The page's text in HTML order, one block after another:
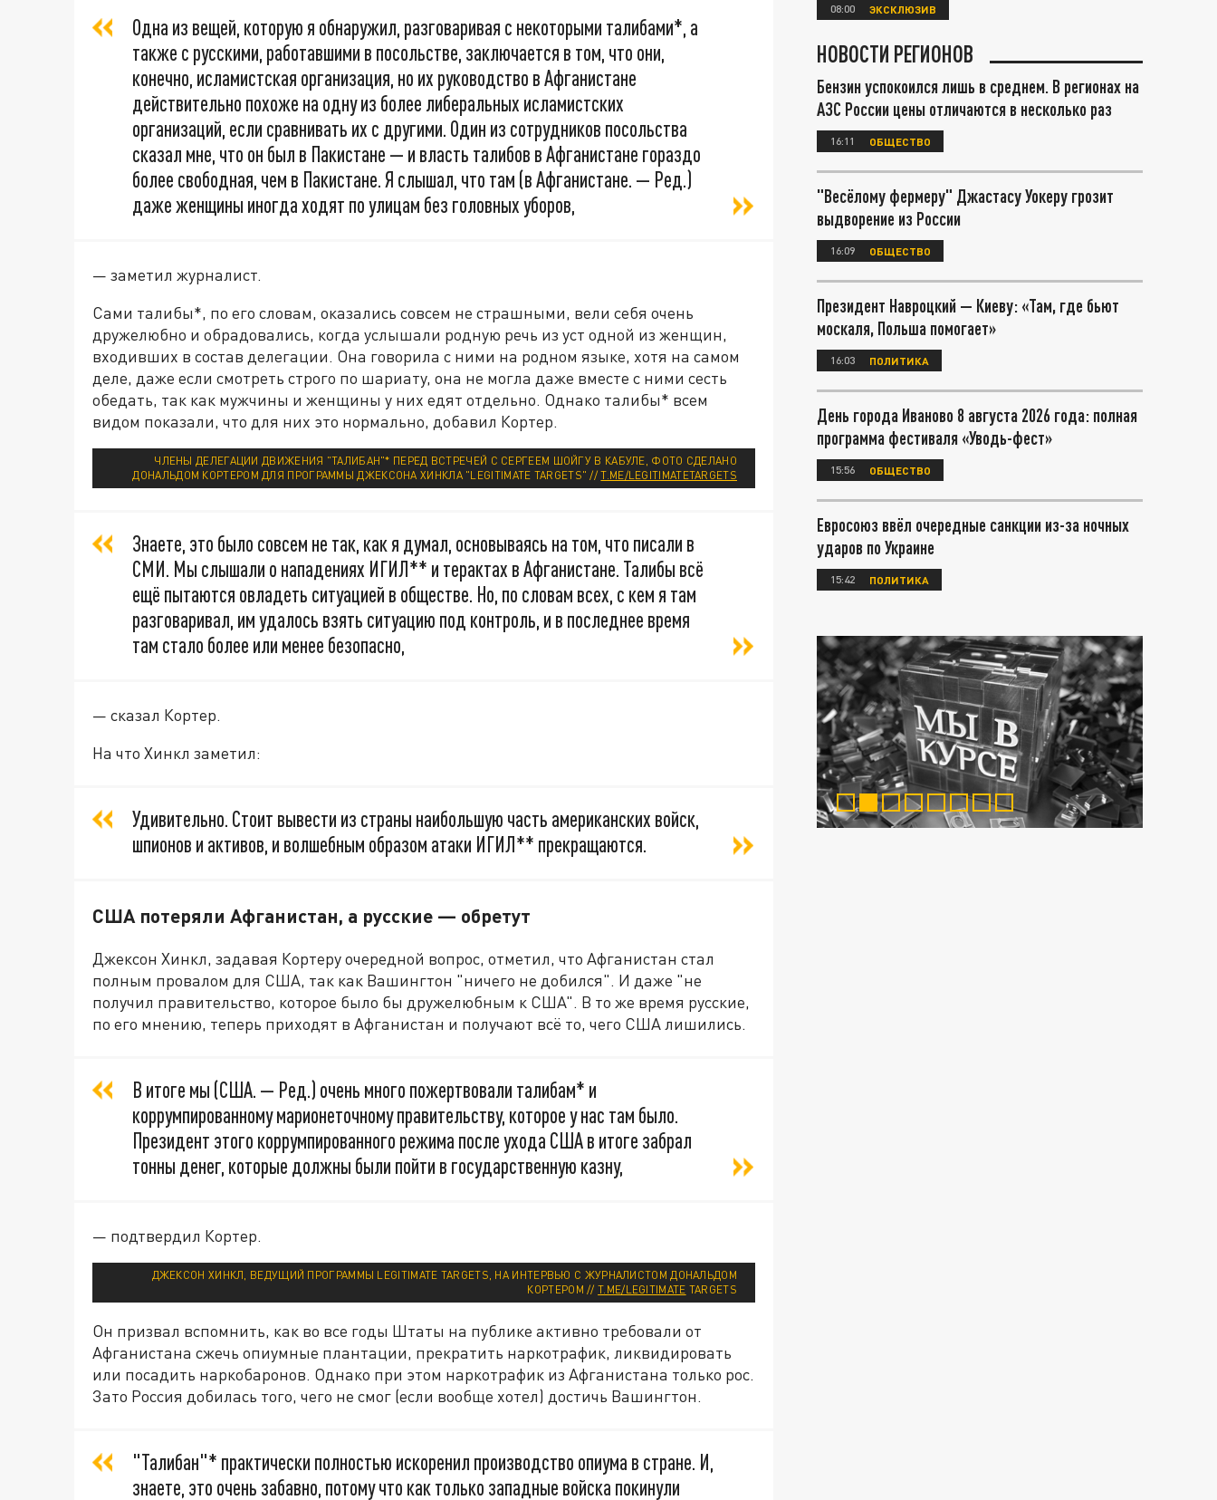
Одна из вещей, которую я обнаружил, разговаривая с некоторыми талибами*, а
также с русскими, работавшими в посольстве, заключается в том, что они,
конечно, исламистская организация, но их руководство в Афганистане
действительно похоже на одну из более либеральных исламистских
организаций, если сравнивать их с другими. Один из сотрудников посольства
сказал мне, что он был в Пакистане — и власть талибов в Афганистане гораздо
более свободная, чем в Пакистане. Я слышал, что там (в Афганистане. — Ред.)
даже женщины иногда ходят по улицам без головных уборов,
— заметил журналист.
Сами талибы*, по его словам, оказались совсем не страшными, вели себя очень
дружелюбно и обрадовались, когда услышали родную речь из уст одной из женщин,
входивших в состав делегации. Она говорила с ними на родном языке, хотя на самом
деле, даже если смотреть строго по шариату, она не могла даже вместе с ними сесть
обедать, так как мужчины и женщины у них едят отдельно. Однако талибы* всем
видом показали, что для них это нормально, добавил Кортер.
ЧЛЕНЫ ДЕЛЕГАЦИИ ДВИЖЕНИЯ "ТАЛИБАН"* ПЕРЕД ВСТРЕЧЕЙ С СЕРГЕЕМ ШОЙГУ В КАБУЛЕ, ФОТО СДЕЛАНО
ДОНАЛЬДОМ КОРТЕРОМ ДЛЯ ПРОГРАММЫ ДЖЕКСОНА ХИНКЛА "LEGITIMATE TARGETS" //T.ME/LEGITIMATETARGETS
Знаете, это было совсем не так, как я думал, основываясь на том, что писали в
СМИ. Мы слышали о нападениях ИГИЛ** и терактах в Афганистане. Талибы всё
ещё пытаются овладеть ситуацией в обществе. Но, по словам всех, с кем я там
разговаривал, им удалось взять ситуацию под контроль, и в последнее время
там стало более или менее безопасно,
— сказал Кортер.
На что Хинкл заметил:
Удивительно. Стоит вывести из страны наибольшую часть американских войск,
шпионов и активов, и волшебным образом атаки ИГИЛ** прекращаются.
США потеряли Афганистан, а русские — обретут
Джексон Хинкл, задавая Кортеру очередной вопрос, отметил, что Афганистан стал
полным провалом для США, так как Вашингтон "ничего не добился". И даже "не
получил правительство, которое было бы дружелюбным к США". В то же время русские,
по его мнению, теперь приходят в Афганистан и получают всё то, чего США лишились.
В итоге мы (США. — Ред.) очень много пожертвовали талибам* и
коррумпированному марионеточному правительству, которое у нас там было.
Президент этого коррумпированного режима после ухода США в итоге забрал
тонны денег, которые должны были пойти в государственную казну,
— подтвердил Кортер.
ДЖЕКСОН ХИНКЛ, ВЕДУЩИЙ ПРОГРАММЫ LEGITIMATE TARGETS, НА ИНТЕРВЬЮ С ЖУРНАЛИСТОМ ДОНАЛЬДОМ
КОРТЕРОМ //T.ME/LEGITIMATE TARGETS
Он призвал вспомнить, как во все годы Штаты на публике активно требовали от
Афганистана сжечь опиумные плантации, прекратить наркотрафик, ликвидировать
или посадить наркобаронов. Однако при этом наркотрафик из Афганистана только рос.
Зато Россия добилась того, чего не смог (если вообще хотел) достичь Вашингтон.
"Талибан"* практически полностью искоренил производство опиума в стране. И,
знаете, это очень забавно, потому что как только западные войска покинули
08:00 ЭКСКЛЮЗИВ
НОВОСТИ РЕГИОНОВ
Бензин успокоился лишь в среднем. В регионах на
АЗС России цены отличаются в несколько раз
16:11 ОБЩЕСТВО
"Весёлому фермеру" Джастасу Уокеру грозит
выдворение из России
16:09 ОБЩЕСТВО
Президент Навроцкий — Киеву: «Там, где бьют
москаля, Польша помогает»
16:03 ПОЛИТИКА
День города Иваново 8 августа 2026 года: полная
программа фестиваля «Уводь-фест»
15:56 ОБЩЕСТВО
Евросоюз ввёл очередные санкции из-за ночных
ударов по Украине
15:42 ПОЛИТИКА